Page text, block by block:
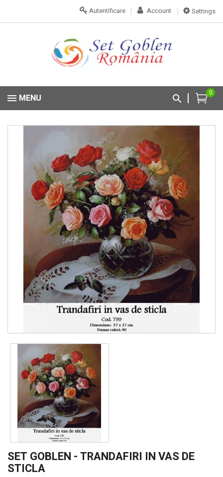
Settings
Account
Autentificare
0
MENU
SET GOBLEN - TRANDAFIRI IN VAS DE
STICLA